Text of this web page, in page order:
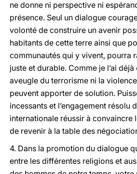
ne donne ni perspective ni
présence. Seul un dialogue
volonté de construire un avenir
habitants de cette terre ainsi que
communautés qui y vivent, pourra
juste et durable. Comme je l’ai
aveugle du terrorisme ni la
peuvent apporter de solution.
incessants et l’engagement résolu
internationale réussir à convaincre
de revenir à la table des
4. Dans la promotion du dialogue
entre les différentes religions et